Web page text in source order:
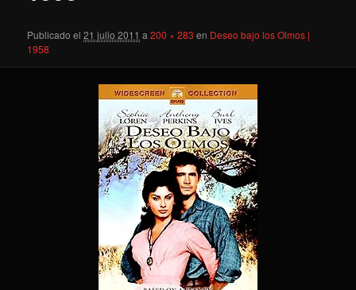
Publicado el 21 julio 2011 a200 × 283 en Deseo bajo los Olmos |
1958